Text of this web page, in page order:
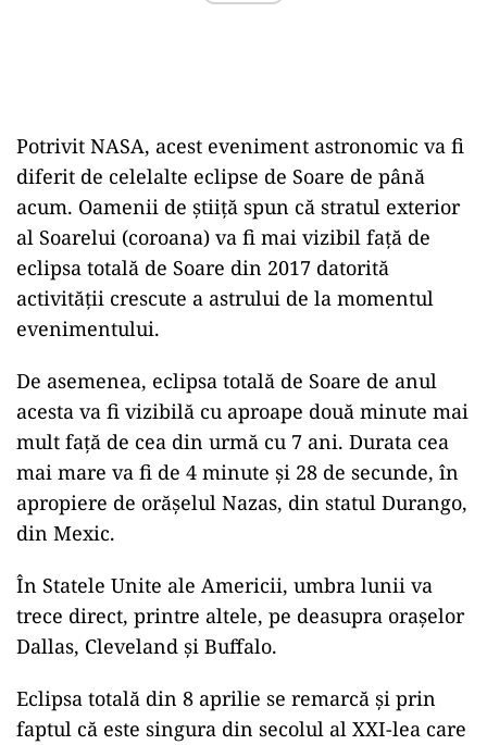
Potrivit NASA, acest eveniment astronomic va fi
diferit de celelalte eclipse de Soare de până
acum. Oamenii de știiță spun că stratul exterior
al Soarelui (coroana) va fi mai vizibil față de
eclipsa totală de Soare din 2017 datorită
activității crescute a astrului de la momentul
evenimentului.
De asemenea, eclipsa totală de Soare de anul
acesta va fi vizibilă cu aproape două minute mai
mult față de cea din urmă cu 7 ani. Durata cea
mai mare va fi de 4 minute și 28 de secunde, în
apropiere de orășelul Nazas, din statul Durango,
din Mexic.
În Statele Unite ale Americii, umbra lunii va
trece direct, printre altele, pe deasupra orașelor
Dallas, Cleveland și Buffalo.
Eclipsa totală din 8 aprilie se remarcă și prin
faptul că este singura din secolul al XXI-lea care